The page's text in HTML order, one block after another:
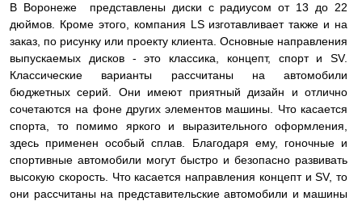
В Воронеже представлены диски с радиусом от 13 до 22
дюймов. Кроме этого, компания LS изготавливает также и на
заказ, по рисунку или проекту клиента. Основные направления
выпускаемых дисков - это классика, концепт, спорт и SV.
Классические варианты рассчитаны на автомобили
бюджетных серий. Они имеют приятный дизайн и отлично
сочетаются на фоне других элементов машины. Что касается
спорта, то помимо яркого и выразительного оформления,
здесь применен особый сплав. Благодаря ему, гоночные и
спортивные автомобили могут быстро и безопасно развивать
высокую скорость. Что касается направления концепт и SV, то
они рассчитаны на представительские автомобили и машины